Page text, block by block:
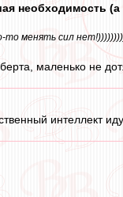
необходимость
то менять сил
маленько не
интеллект